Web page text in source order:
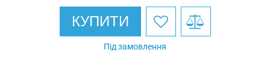
КУПИТИ
Під замовлення